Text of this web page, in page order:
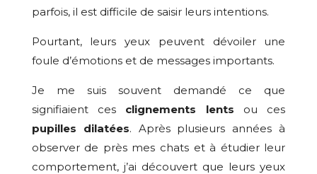
parfois, il est difficile de saisir leurs intentions.
Pourtant, leurs yeux peuvent dévoiler une
foule d’émotions et de messages importants.
Je me suis souvent demandé ce que
signifiaient ces clignements lents ou ces
pupilles dilatées. Après plusieurs années à
observer de près mes chats et à étudier leur
comportement, j’ai découvert que leurs yeux